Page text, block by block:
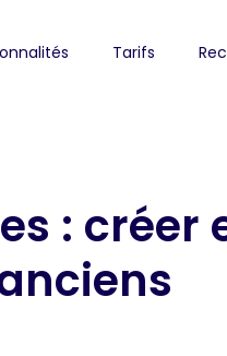
Tarifs
: créer